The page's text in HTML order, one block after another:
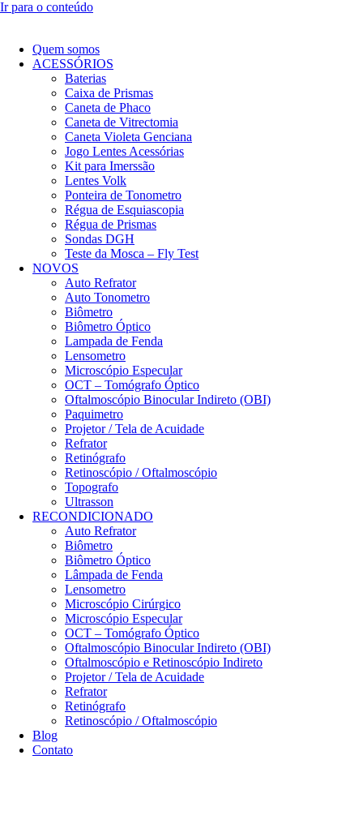
Ir para o conteúdo
Quem somos
ACESSÓRIOS
Baterias
Caixa de Prismas
Caneta de Phaco
Caneta de Vitrectomia
Caneta Violeta Genciana
Jogo Lentes Acessórias
Kit para Imerssão
Lentes Volk
Ponteira de Tonometro
Régua de Esquiascopia
Régua de Prismas
Sondas DGH
Teste da Mosca – Fly Test
NOVOS
Auto Refrator
Auto Tonometro
Biômetro
Biômetro Óptico
Lampada de Fenda
Lensometro
Microscópio Especular
OCT – Tomógrafo Óptico
Oftalmoscópio Binocular Indireto (OBI)
Paquimetro
Projetor / Tela de Acuidade
Refrator
Retinógrafo
Retinoscópio / Oftalmoscópio
Topografo
Ultrasson
RECONDICIONADO
Auto Refrator
Biômetro
Biômetro Óptico
Lâmpada de Fenda
Lensometro
Microscópio Cirúrgico
Microscópio Especular
OCT – Tomógrafo Óptico
Oftalmoscópio Binocular Indireto (OBI)
Oftalmoscópio e Retinoscópio Indireto
Projetor / Tela de Acuidade
Refrator
Retinógrafo
Retinoscópio / Oftalmoscópio
Blog
Contato